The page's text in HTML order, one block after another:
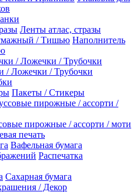
Ленты атлас, стразы
Наполнитель
Ложечки / Трубочки
Пакеты / Стикеры
пирожные / ассорти / моти
печать
Вафельная бумага
Распечатка
Сахарная бумага
/ Декор